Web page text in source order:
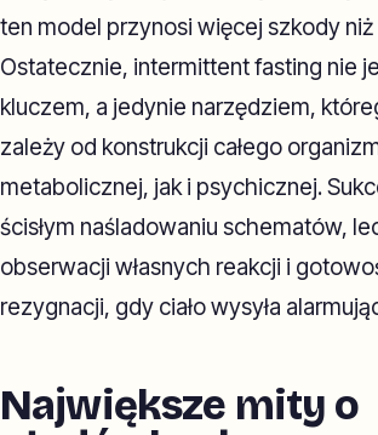
ten model przynosi więcej szkody
Ostatecznie, intermittent fasting nie
kluczem, a jedynie narzędziem,
zależy od konstrukcji całego
metabolicznej, jak i psychicznej.
ścisłym naśladowaniu schematów,
obserwacji własnych reakcji i
rezygnacji, gdy ciało wysyła
Największe mity o